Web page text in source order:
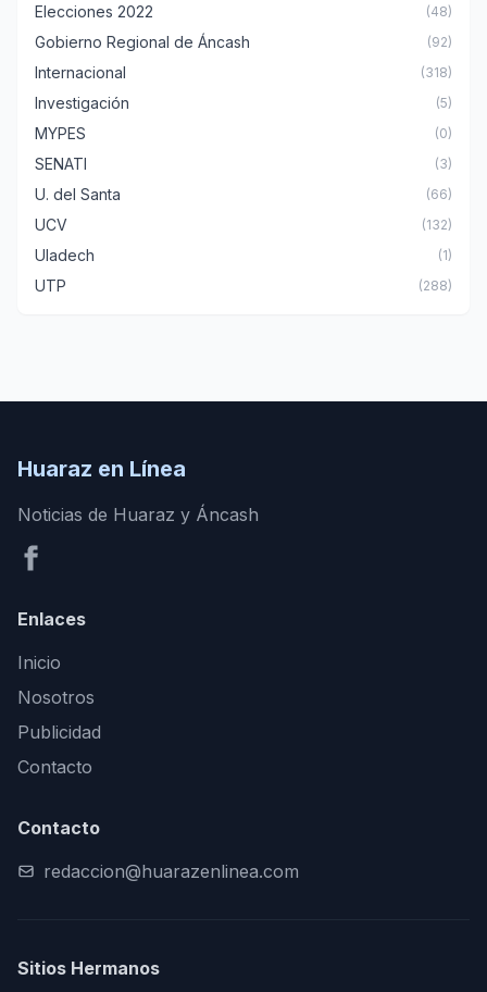
Elecciones 2022 (48)
Gobierno Regional de Áncash (92)
Internacional (318)
Investigación (5)
MYPES (0)
SENATI (3)
U. del Santa (66)
UCV (132)
Uladech (1)
UTP (288)
Huaraz en Línea
Noticias de Huaraz y Áncash
Enlaces
Inicio
Nosotros
Publicidad
Contacto
Contacto
redaccion@huarazenlinea.com
Sitios Hermanos